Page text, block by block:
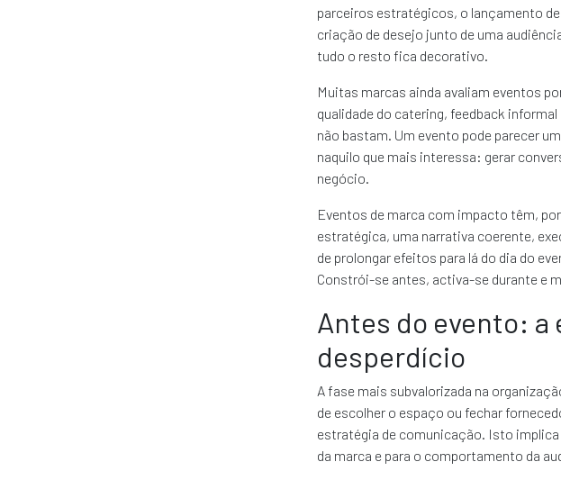
parceiros estratégicos, o lançamento
criação de desejo junto de uma
tudo o resto fica decorativo.
Muitas marcas ainda avaliam eventos
qualidade do catering, feedback
não bastam. Um evento pode parecer
naquilo que mais interessa: gerar
negócio.
Eventos de marca com impacto têm,
estratégica, uma narrativa coerente,
de prolongar efeitos para lá do dia do
Constrói-se antes, activa-se durante e
Antes do evento:
desperdício
A fase mais subvalorizada na
de escolher o espaço ou fechar
estratégia de comunicação. Isto
da marca e para o comportamento da